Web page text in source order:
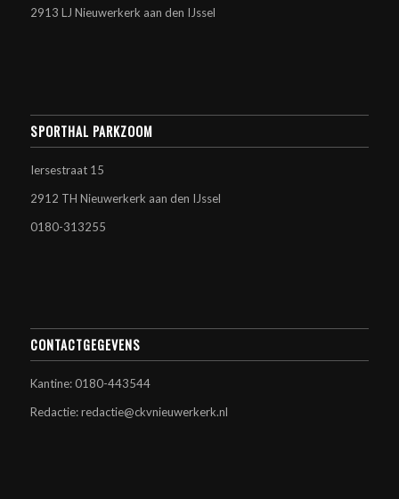
2913 LJ Nieuwerkerk aan den IJssel
SPORTHAL PARKZOOM
Iersestraat 15
2912 TH Nieuwerkerk aan den IJssel
0180-313255
CONTACTGEGEVENS
Kantine: 0180-443544
Redactie: redactie@ckvnieuwerkerk.nl